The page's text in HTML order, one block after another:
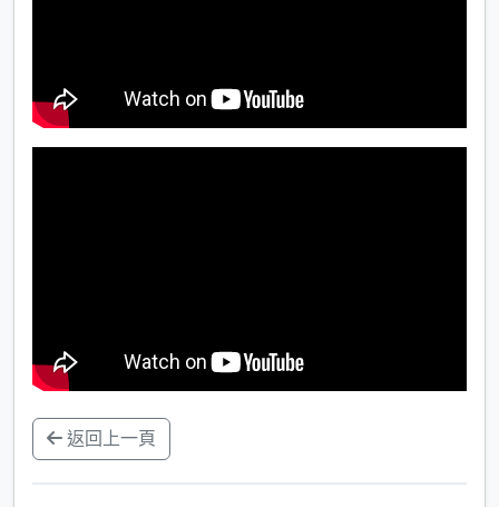
返回上一頁